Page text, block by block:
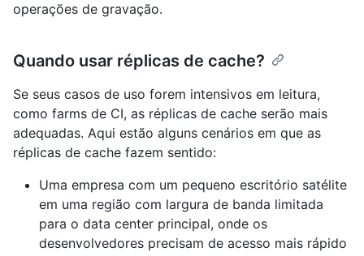
operações de gravação.
Quando usar réplicas de cache?
Se seus casos de uso forem intensivos em leitura,
como farms de CI, as réplicas de cache serão mais
adequadas. Aqui estão alguns cenários em que as
réplicas de cache fazem sentido:
Uma empresa com um pequeno escritório satélite
em uma região com largura de banda limitada
para o data center principal, onde os
desenvolvedores precisam de acesso mais rápido